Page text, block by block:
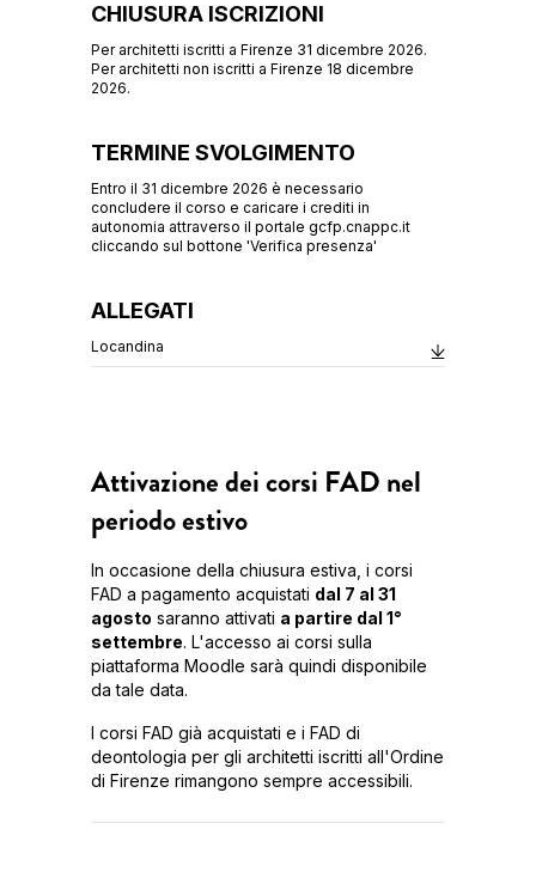
CHIUSURA ISCRIZIONI
Per architetti iscritti a Firenze 31 dicembre 2026.
Per architetti non iscritti a Firenze 18 dicembre
2026.
TERMINE SVOLGIMENTO
Entro il 31 dicembre 2026 è necessario
concludere il corso e caricare i crediti in
autonomia attraverso il portale gcfp.cnappc.it
cliccando sul bottone 'Verifica presenza'
ALLEGATI
Locandina
Attivazione dei corsi FAD nel
periodo estivo
In occasione della chiusura estiva, i corsi
FAD a pagamento acquistati dal 7 al 31
agosto saranno attivati a partire dal 1°
settembre. L'accesso ai corsi sulla
piattaforma Moodle sarà quindi disponibile
da tale data.
I corsi FAD già acquistati e i FAD di
deontologia per gli architetti iscritti all'Ordine
di Firenze rimangono sempre accessibili.